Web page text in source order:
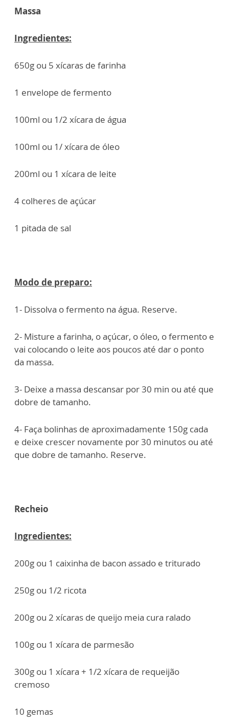
Massa
Ingredientes:
650g ou 5 xícaras de farinha
1 envelope de fermento
100ml ou 1/2 xícara de água
100ml ou 1/ xícara de óleo
200ml ou 1 xícara de leite
4 colheres de açúcar
1 pitada de sal
Modo de preparo:
1- Dissolva o fermento na água. Reserve.
2- Misture a farinha, o açúcar, o óleo, o fermento e
vai colocando o leite aos poucos até dar o ponto
da massa.
3- Deixe a massa descansar por 30 min ou até que
dobre de tamanho.
4- Faça bolinhas de aproximadamente 150g cada
e deixe crescer novamente por 30 minutos ou até
que dobre de tamanho. Reserve.
Recheio
Ingredientes:
200g ou 1 caixinha de bacon assado e triturado
250g ou 1/2 ricota
200g ou 2 xícaras de queijo meia cura ralado
100g ou 1 xícara de parmesão
300g ou 1 xícara + 1/2 xícara de requeijão
cremoso
10 gemas